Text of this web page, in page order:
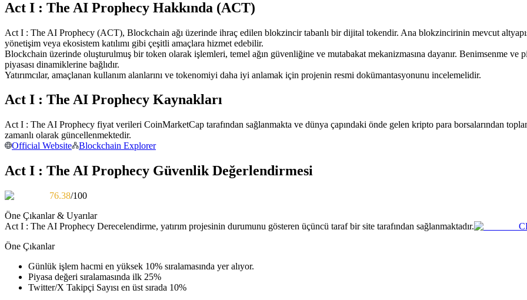
USDC'yi teminat olarak kullanan vadeli işlemler
Kopya Ticaret
Kopya Tüccarı Olun
Kâr paylaşımı ve kopya ticaret komisyonlarının tadını çıkarın
Act I : The AI Prophecy Hakkında (ACT)
Act I : The AI Prophecy (ACT), Blockchain ağı üzerinde ihraç edilen blokzincir tabanlı bir dijital tokendir. Ana blokzincirinin mevcut
yönetişim veya ekosistem katılımı gibi çeşitli amaçlara hizmet edebilir.
Blockchain üzerinde oluşturulmuş bir token olarak işlemleri, temel ağın güvenliğine ve mutabakat mekanizmasına dayanır. Benimsenme ve
piyasası dinamiklerine bağlıdır.
Yatırımcılar, amaçlanan kullanım alanlarını ve tokenomiyi daha iyi anlamak için projenin resmi dokümantasyonunu incelemelidir.
Act I : The AI Prophecy Kaynakları
Act I : The AI Prophecy fiyat verileri CoinMarketCap tarafından sağlanmakta ve dünya çapındaki önde gelen kripto para borsalarından
zamanlı olarak güncellenmektedir.
Official Website
Blockchain Explorer
Act I : The AI Prophecy Güvenlik Değerlendirmesi
76.38/100
Öne Çıkanlar & Uyarılar
Act I : The AI Prophecy Derecelendirme, yatırım projesinin durumunu gösteren üçüncü taraf bir site tarafından sağlanmaktadır.
Öne Çıkanlar
Günlük işlem hacmi en yüksek 10% sıralamasında yer alıyor.
Piyasa değeri sıralamasında ilk 25%
Twitter/X Takipçi Sayısı en üst sırada 10%